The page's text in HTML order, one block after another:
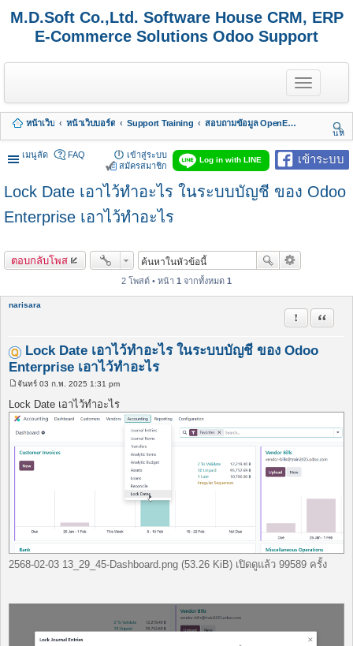
M.D.Soft Co.,Ltd. Software House CRM, ERP
E-Commerce Solutions Odoo Support
T
o
g
e
n
a
หน้าเว็บ หน้าเว็บบอร์ด Support Training
สอบถามข้อมูล OpenERP 7 - Odoo 8, 9, 10, 11, 12, 13, 14, 15,.. รวมถึง Odoo Enterprise
นห
า
เมนูลัด
เข้าระบบ
Log in with LINE
FAQ
เข้าสู่ระบบ
สมัครสมาชิก
Lock Date เอาไว้ทำอะไร ในระบบบัญชี ของ Odoo
Enterprise เอาไว้ทำอะไร
ตอบกลับโพส
2 โพสต์ • หน้า 1 จากทั้งหมด 1
narisara
Lock Date เอาไว้ทำอะไร ในระบบบัญชี ของ Odoo
Enterprise เอาไว้ทำอะไร
รายงานในข้
อ้างคำ
ส
ต์
จันทร์ 03 ก.พ. 2025 1:31 pm
Lock Date เอาไว้ทำอะไร
2568-02-03 13_29_45-Dashboard.png (53.26 KiB) เปิดดูแล้ว 99589 ครั้ง